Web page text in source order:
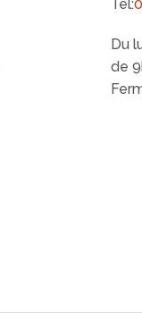
Tél:
Du
de